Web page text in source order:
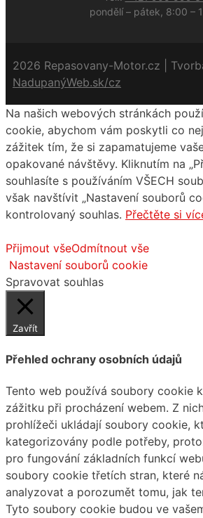
pondělí – pátek, 8:00 –
2026 Repasovany-Motor.cz |
NadupanýWeb.sk/cz
Na našich webových stránkách
cookie, abychom vám poskytli co
zážitek tím, že si zapamatujeme
opakované návštěvy. Kliknutím na
souhlasíte s používáním VŠECH
však navštívit „Nastavení souborů
kontrolovaný souhlas. Přečtěte si
Přijmout všeOdmítnout vše
Nastavení souborů cookie
Spravovat souhlas
Zavřít
Přehled ochrany osobních údajů
Tento web používá soubory cookie
zážitku při procházení webem. Z
prohlížeči ukládají soubory cookie,
kategorizovány podle potřeby,
pro fungování základních funkcí
soubory cookie třetích stran, které
analyzovat a porozumět tomu, jak
Tyto soubory cookie budou ve